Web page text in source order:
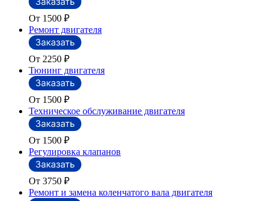
От 1500 ₽
Ремонт двигателя
От 2250 ₽
Тюнинг двигателя
От 1500 ₽
Техническое обслуживание двигателя
От 1500 ₽
Регулировка клапанов
От 3750 ₽
Ремонт и замена коленчатого вала двигателя